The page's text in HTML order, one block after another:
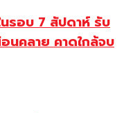
รอบ 7 สัปดาห์ รับ
นคลาย คาดใกล้จบ